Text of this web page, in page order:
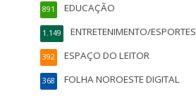
EDUCAÇÃO
891
ENTRETENIMENTO/ESPORTES
1.149
ESPAÇO DO LEITOR
392
FOLHA NOROESTE DIGITAL
368